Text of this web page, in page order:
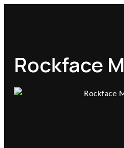
Rockface